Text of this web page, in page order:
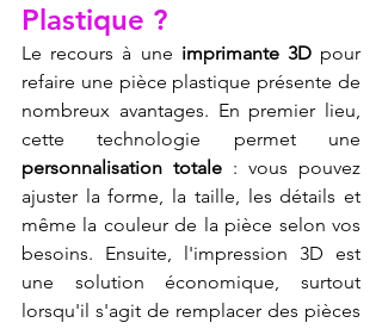
Plastique ?
Le recours à une imprimante 3D pour
refaire une pièce plastique présente de
nombreux avantages. En premier lieu,
personnalisation totale : vous pouvez
ajuster la forme, la taille, les détails et
même la couleur de la pièce selon vos
besoins. Ensuite, l'impression 3D est
une solution économique, surtout
lorsqu'il s'agit de remplacer des pièces